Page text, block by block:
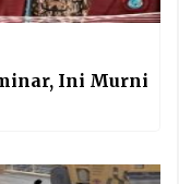
Ini Murni